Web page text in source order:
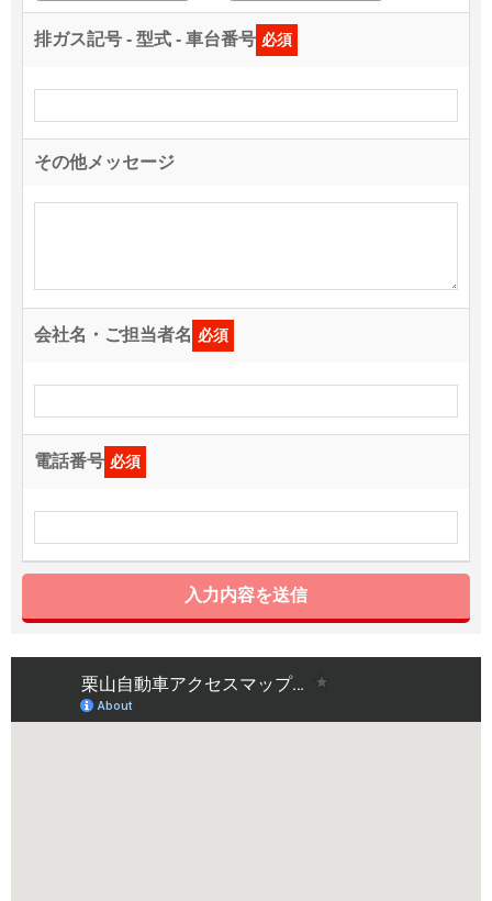
排ガス記号 - 型式 - 車台番号 必須
その他メッセージ
会社名・ご担当者名 必須
電話番号 必須
入力内容を送信